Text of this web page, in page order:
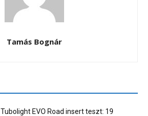
Tamás Bognár
Tubolight EVO Road insert teszt: 19